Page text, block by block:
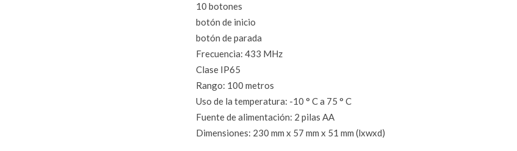
10 botones
botón de inicio
botón de parada
Frecuencia: 433 MHz
Clase IP65
Rango: 100 metros
Uso de la temperatura: -10 ° C a 75 ° C
Fuente de alimentación: 2 pilas AA
Dimensiones: 230 mm x 57 mm x 51 mm (lxwxd)